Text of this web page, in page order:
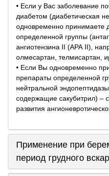
• Если у Вас заболевание
диабетом (диабетическая
одновременно принимаете
определенной группы
ангиотензина II (АРА II),
олмесартан, телмисартан,
• Если Вы одновременно
препараты определенной
нейтральной
содержащие сакубитрил) –
развития
Применение при
период грудного